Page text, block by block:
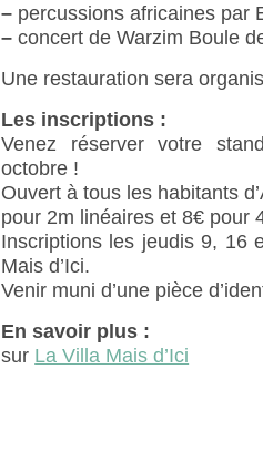
– percussions africaines par
– concert de Warzim Boule
Une restauration sera
Les inscriptions :
Venez réserver votre
octobre !
Ouvert à tous les habitants
pour 2m linéaires et 8€ pour
Inscriptions les jeudis 9, 16
Mais d’Ici.
Venir muni d’une pièce
En savoir plus :
sur La Villa Mais d’Ici